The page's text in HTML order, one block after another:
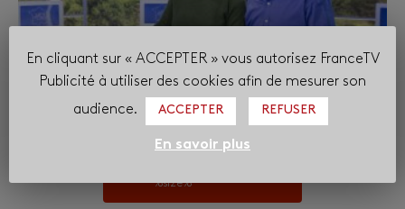
%size%
En cliquant sur « ACCEPTER » vous autorisez FranceTV
Publicité à utiliser des cookies afin de mesurer son
audience.
ACCEPTER REFUSER
En savoir plus